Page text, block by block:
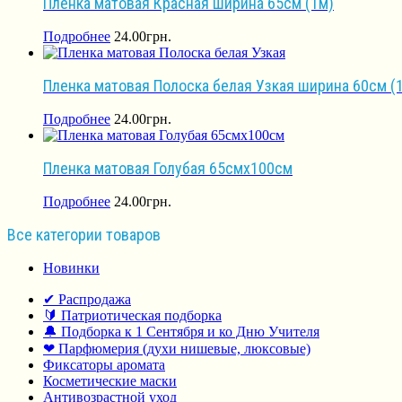
Подробнее 24.00грн.
Пленка матовая Полоска белая Узкая ширина 60см
Подробнее 24.00грн.
Пленка матовая Голубая 65смх100см
Подробнее 24.00грн.
Все категории товаров
Новинки
✔ Распродажа
🔰 Патриотическая подборка
🔔 Подборка к 1 Сентября и ко Дню Учителя
❤ Парфюмерия (духи нишевые, люксовые)
Фиксаторы аромата
Косметические маски
Антивозрастной уход